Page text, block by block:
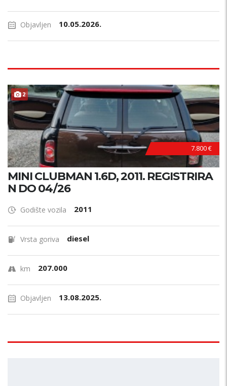
Objavljen 10.05.2026.
2
7.800 €
MINI CLUBMAN 1.6D, 2011. REGISTRIRA
N DO 04/26
Godište vozila 2011
Vrsta goriva diesel
km 207.000
Objavljen 13.08.2025.